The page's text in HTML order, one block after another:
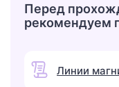
Перед
рекомендуем
Линии